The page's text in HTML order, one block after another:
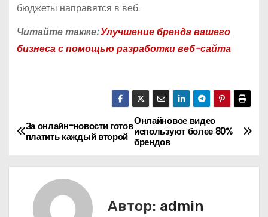
бюджеты направятся в веб.
Читайте также:Улучшение бренда вашего
бизнеса с помощью разработки веб-сайта
Н
Онлайновое видео
используют более 80%
брендов
За онлайн-новости готов
платить каждый второй
Автор: admin